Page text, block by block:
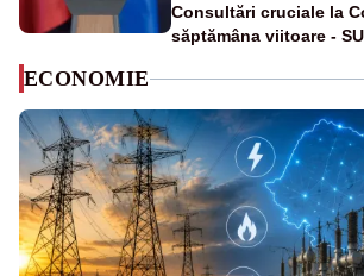
Consultări cruciale la
săptămâna viitoare -
ECONOMIE